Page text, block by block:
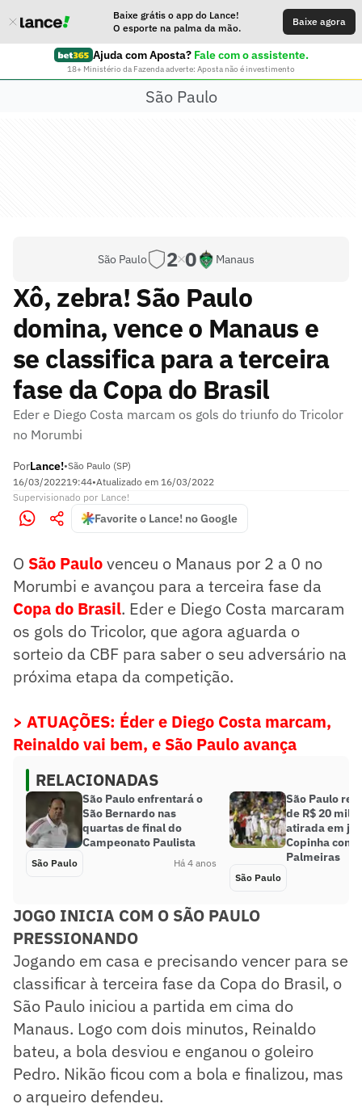
Baixe grátis o app do Lance!
O esporte na palma da mão.
Baixe agora
Ajuda com Aposta? Fale com o assistente.
18+ Ministério da Fazenda adverte: Aposta não é investimento
São Paulo
São Paulo 2 0 Manaus
Xô, zebra! São Paulo
domina, vence o Manaus e
se classifica para a terceira
fase da Copa do Brasil
Eder e Diego Costa marcam os gols do triunfo do Tricolor
no Morumbi
PorLance!•São Paulo (SP)
16/03/202219:44•Atualizado em 16/03/2022
Supervisionado por Lance!
Favorite o Lance! no Google
O São Paulovenceu o Manaus por 2 a 0 no
Morumbi e avançou para a terceira fase da
Copa do Brasil. Eder e Diego Costa marcaram
os gols do Tricolor, que agora aguarda o
sorteio da CBF para saber o seu adversário na
próxima etapa da competição.
> ATUAÇÕES: Éder e Diego Costa marcam,
Reinaldo vai bem, e São Paulo avança
RELACIONADAS
São Paulo enfrentará o
São Bernardo nas
quartas de final do
Campeonato Paulista
São Paulo Há 4 anos
São Paulo
de R$ 20 mil
atirada em
Copinha
Palmeiras
São Paulo
JOGO INICIA COM O SÃO PAULO
PRESSIONANDO
Jogando em casa e precisando vencer para se
classificar à terceira fase da Copa do Brasil, o
São Paulo iniciou a partida em cima do
Manaus. Logo com dois minutos, Reinaldo
bateu, a bola desviou e enganou o goleiro
Pedro. Nikão ficou com a bola e finalizou, mas
o arqueiro defendeu.